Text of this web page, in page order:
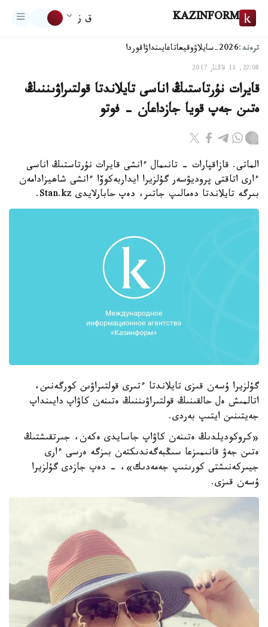
KAZINFORM ق ز
ترەند:2026-سايلاۋ وقيعاتاعايىنداۋاقوردا
22:08, 11 قاڭتار 2017
قايرات نۇرتاستىڭ اناسى تايلاندتا قولتىراۋىننىڭ
ەتىن جەپ قويا جازداعان - فوتو
الماتى. قازاقپارات - تانىمال ءانشى قايرات نۇرتاستىڭ اناسى
ءارى اتاقتى پروديۋسەر گۇلزيرا ايداربەكوۆا ءانشى شاھيزادامەن
بىرگە تايلاندتا دەمالىپ جاتىر، دەپ حابارلايدى Stan.kz.
گۇلزيرا ۇسەن قىزى تايلاندتا ءتىرى قولتىراۋىن كورگەنىن،
اتالمىش ەل حالقىنىڭ قولتىراۋىننىڭ ەتىنەن كاۋاپ دايىنداپ
جەيتىنىن ايتىپ بەردى.
«كروكوديلدىڭ ەتىنەن كاۋاپ جاسايدى ەكەن، جىرتقىشتىڭ
ەتىن جەۋ قانىمىزعا سىڭبەگەندىكتەن بىزگە ەرسى ءارى
جيىركەنىشتى كورىنىپ جەمەدىك»، - دەپ جازدى گۇلزيرا
ۇسەن قىزى.